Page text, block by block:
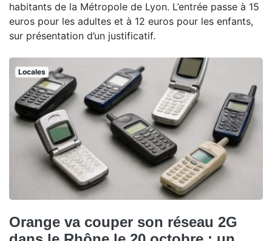
habitants de la Métropole de Lyon. L’entrée passe à 15
euros pour les adultes et à 12 euros pour les enfants,
sur présentation d’un justificatif.
Locales
Orange va couper son réseau 2G